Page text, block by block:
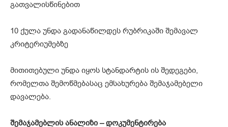
გათვალისწინებით
10 ქულა უნდა გადანაწილდეს რუბრიკაში შემავალ
კრიტერიუმებზე
მითითებული უნდა იყოს სტანდარტის ის შედეგები,
რომელთა შემოწმებასაც ემსახურება შემაჯამებელი
დავალება.
შემაჯამებლის ანალიზი – დოკუმენტირება